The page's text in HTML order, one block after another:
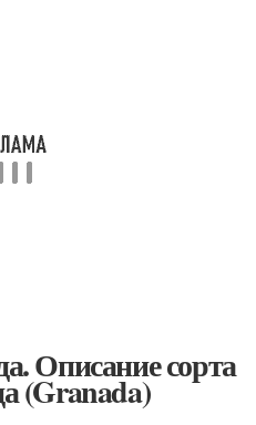
Описание сорта
(Granada)